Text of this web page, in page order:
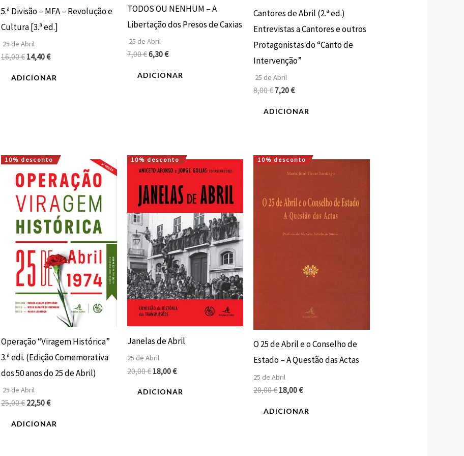
5.ª Divisão – MFA – Revolução e
Cultura [3.ª ed.]
25 de Abril
16,00€ 14,40€
ADICIONAR
TODOS OU NENHUM – A
Libertação dos Presos de Caxias
25 de Abril
7,00€6,30€
ADICIONAR
Cantores de Abril (2.ª ed.)
Entrevistas a Cantores e outros
Protagonistas do “Canto de
Intervenção”
25 de Abril
8,00€7,20€
ADICIONAR
10% desconto
Operação “Viragem Histórica”
3.ª edi. (Edição Comemorativa
dos 50 anos do 25 de Abril)
25 de Abril
25,00€
O
preço
original
era:
25,00 €.
22,50€
O
preço
atual
é:
22,50 €.
ADICIONAR
10% desconto
Janelas de Abril
25 de Abril
20,00€
O
preço
original
era:
20,00 €.
18,00€
O
preço
atual
é:
18,00 €.
ADICIONAR
10% desconto
O 25 de Abril e o Conselho de
Estado – A Questão das Actas
25 de Abril
20,00€
O
preço
20,00 €.
18,00€
O
preço
18,00 €.
ADICIONAR